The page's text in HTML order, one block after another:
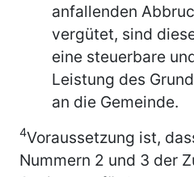
anfallenden
vergütet, sind
eine steuerbare
Leistung des
an die Gemeinde.
4Voraussetzung ist,
Nummern 2 und 3 der